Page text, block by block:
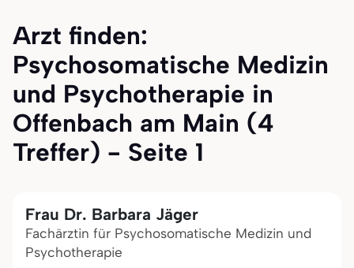
Arzt finden:
Psychosomatische Medizin
und Psychotherapie in
Offenbach am Main (4
Treffer) - Seite 1
Frau Dr. Barbara Jäger
Fachärztin für Psychosomatische Medizin und
Psychotherapie